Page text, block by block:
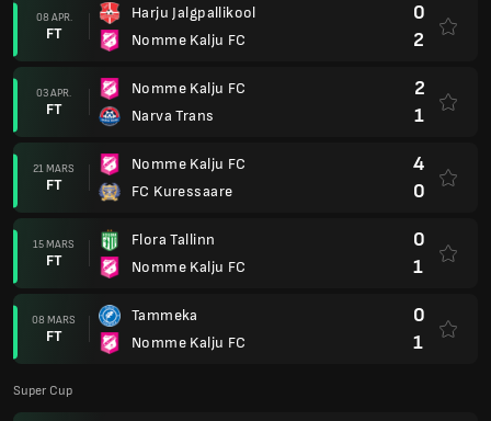
08 APR.
FT
Harju Jalgpallikool
Nomme Kalju FC
0
2
03 APR.
FT
Nomme Kalju FC
Narva Trans
2
1
21 MARS
FT
Nomme Kalju FC
FC Kuressaare
4
0
15 MARS
FT
Flora Tallinn
Nomme Kalju FC
0
1
08 MARS
FT
Tammeka
Nomme Kalju FC
0
1
Super Cup